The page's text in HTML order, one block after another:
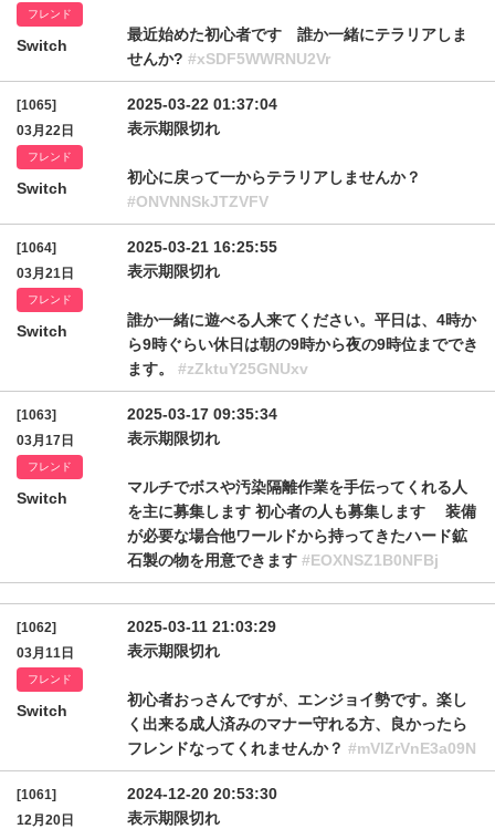
フレンド
Switch
最近始めた初心者です 誰か一緒にテラリアしま
せんか? #xSDF5WWRNU2Vr
[1065]
03月22日
フレンド
Switch
2025-03-22 01:37:04
表示期限切れ
初心に戻って一からテラリアしませんか？
#ONVNNSkJTZVFV
[1064]
03月21日
フレンド
Switch
2025-03-21 16:25:55
表示期限切れ
誰か一緒に遊べる人来てください。平日は、4時か
ら9時ぐらい休日は朝の9時から夜の9時位まででき
ます。 #zZktuY25GNUxv
[1063]
03月17日
フレンド
Switch
2025-03-17 09:35:34
表示期限切れ
マルチでボスや汚染隔離作業を手伝ってくれる人
を主に募集します 初心者の人も募集します 装備
が必要な場合他ワールドから持ってきたハード鉱
石製の物を用意できます #EOXNSZ1B0NFBj
[1062]
03月11日
フレンド
Switch
2025-03-11 21:03:29
表示期限切れ
初心者おっさんですが、エンジョイ勢です。楽し
く出来る成人済みのマナー守れる方、良かったら
フレンドなってくれませんか？ #mVlZrVnE3a09N
[1061]
12月20日
2024-12-20 20:53:30
表示期限切れ